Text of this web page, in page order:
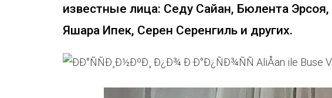
известные лица: Седу Сайан, Бюлента
Яшара Ипек, Серен Серенгиль и других.